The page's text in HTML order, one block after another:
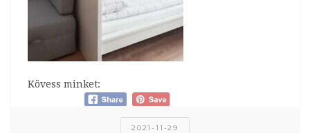
Kövess minket:
2021-11-29